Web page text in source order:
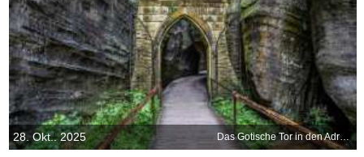
28. Okt.. 2025 Das Gotische Tor in den Adršpach-Teplice-Felsen, Tschechien